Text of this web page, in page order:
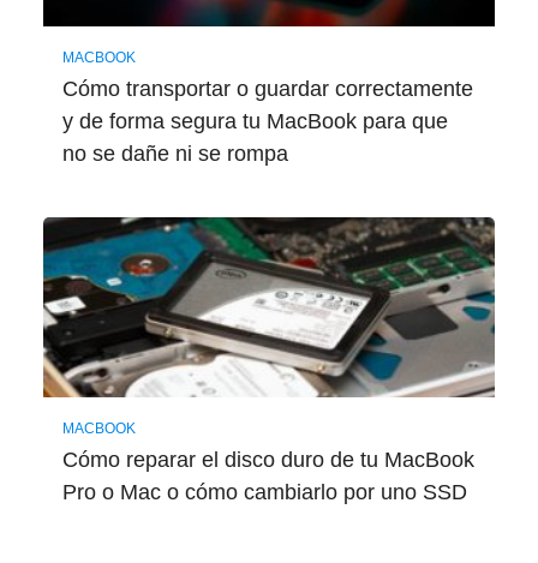
MACBOOK
Cómo transportar o guardar correctamente
y de forma segura tu MacBook para que
no se dañe ni se rompa
MACBOOK
Cómo reparar el disco duro de tu MacBook
Pro o Mac o cómo cambiarlo por uno SSD